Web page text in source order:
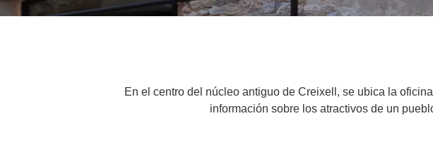
En el centro del núcleo antiguo de Creixell, se ubica la
información sobre los atractivos de un